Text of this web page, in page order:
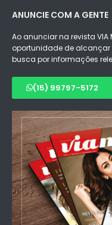
ANUNCIE COM A GENTE
Ao anunciar na revista VIA
oportunidade de alcançar
busca por informações
(15) 99797-5172